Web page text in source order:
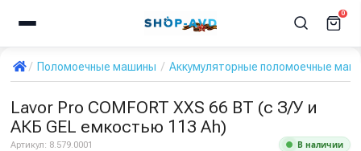
0
Поломоечные машины Аккумуляторные поломоечные
Lavor Pro COMFORT XXS 66 BT (с З/У и
АКБ GEL емкостью 113 Ah)
Артикул: 8.579.0001 В наличии